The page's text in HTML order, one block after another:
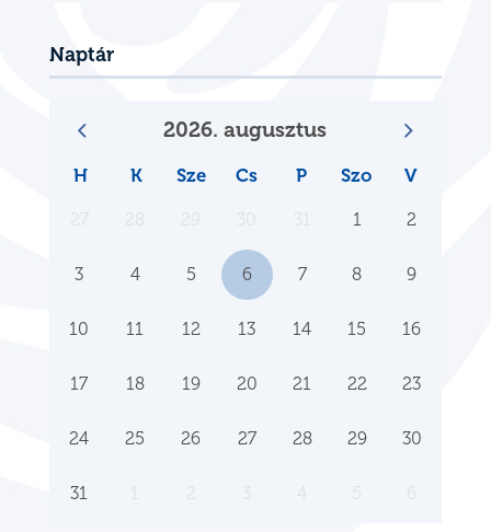
Naptár
2026. augusztus
H K Sze Cs P Szo V
1 2
3 4 5 6 7 8 9
10 11 12 13 14 15 16
17 18 19 20 21 22 23
24 25 26 27 28 29 30
31